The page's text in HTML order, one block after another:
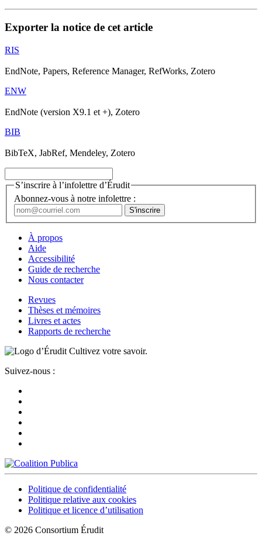
Exporter la notice de cet article
RIS
EndNote, Papers, Reference Manager, RefWorks, Zotero
ENW
EndNote (version X9.1 et +), Zotero
BIB
BibTeX, JabRef, Mendeley, Zotero
S’inscrire à l’infolettre d’Érudit
Abonnez-vous à notre infolettre :
À propos
Aide
Accessibilité
Guide de recherche
Nous contacter
Revues
Thèses et mémoires
Livres et actes
Rapports de recherche
Cultivez votre savoir.
Suivez-nous :
Politique de confidentialité
Politique relative aux cookies
Politique et licence d’utilisation
© 2026 Consortium Érudit